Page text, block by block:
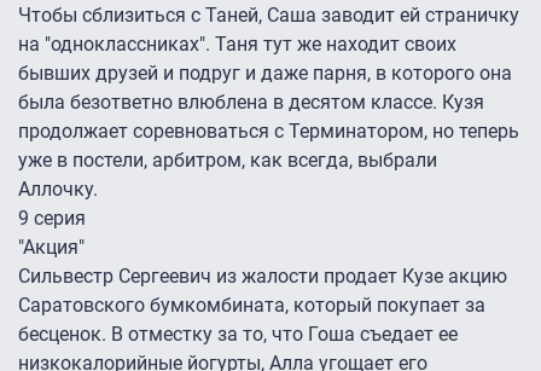
Чтобы сблизиться с Таней, Саша заводит ей страничку
на "одноклассниках". Таня тут же находит своих
бывших друзей и подруг и даже парня, в которого она
была безответно влюблена в десятом классе. Кузя
продолжает соревноваться с Терминатором, но теперь
уже в постели, арбитром, как всегда, выбрали
Аллочку.
9 серия
"Акция"
Сильвестр Сергеевич из жалости продает Кузе акцию
Саратовского бумкомбината, который покупает за
бесценок. В отместку за то, что Гоша съедает ее
низкокалорийные йогурты, Алла угощает его